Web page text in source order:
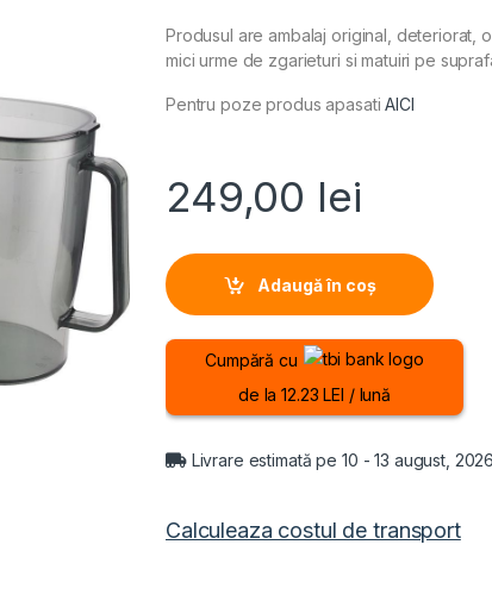
Produsul are ambalaj original, deteriorat,
mici urme de zgarieturi si matuiri pe
Pentru poze produs apasatiAICI
249,00 lei
Adaugă în coș
Cumpără cu
de la 12.23 LEI / lună
Livrare estimată pe 10 - 13 august, 2026
Calculeaza costul de transport